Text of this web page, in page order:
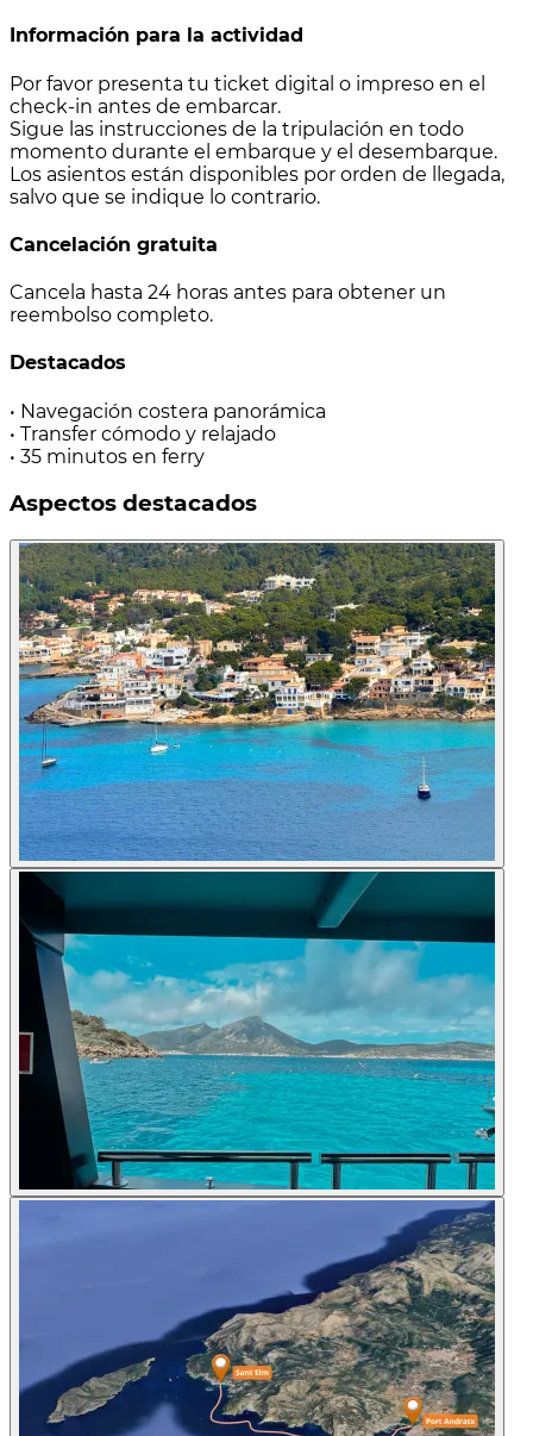
Información para la actividad
Por favor presenta tu ticket digital o impreso en el
check-in antes de embarcar.
Sigue las instrucciones de la tripulación en todo
momento durante el embarque y el desembarque.
Los asientos están disponibles por orden de llegada,
salvo que se indique lo contrario.
Cancelación gratuita
Cancela hasta 24 horas antes para obtener un
reembolso completo.
Destacados
• Navegación costera panorámica
• Transfer cómodo y relajado
• 35 minutos en ferry
Aspectos destacados